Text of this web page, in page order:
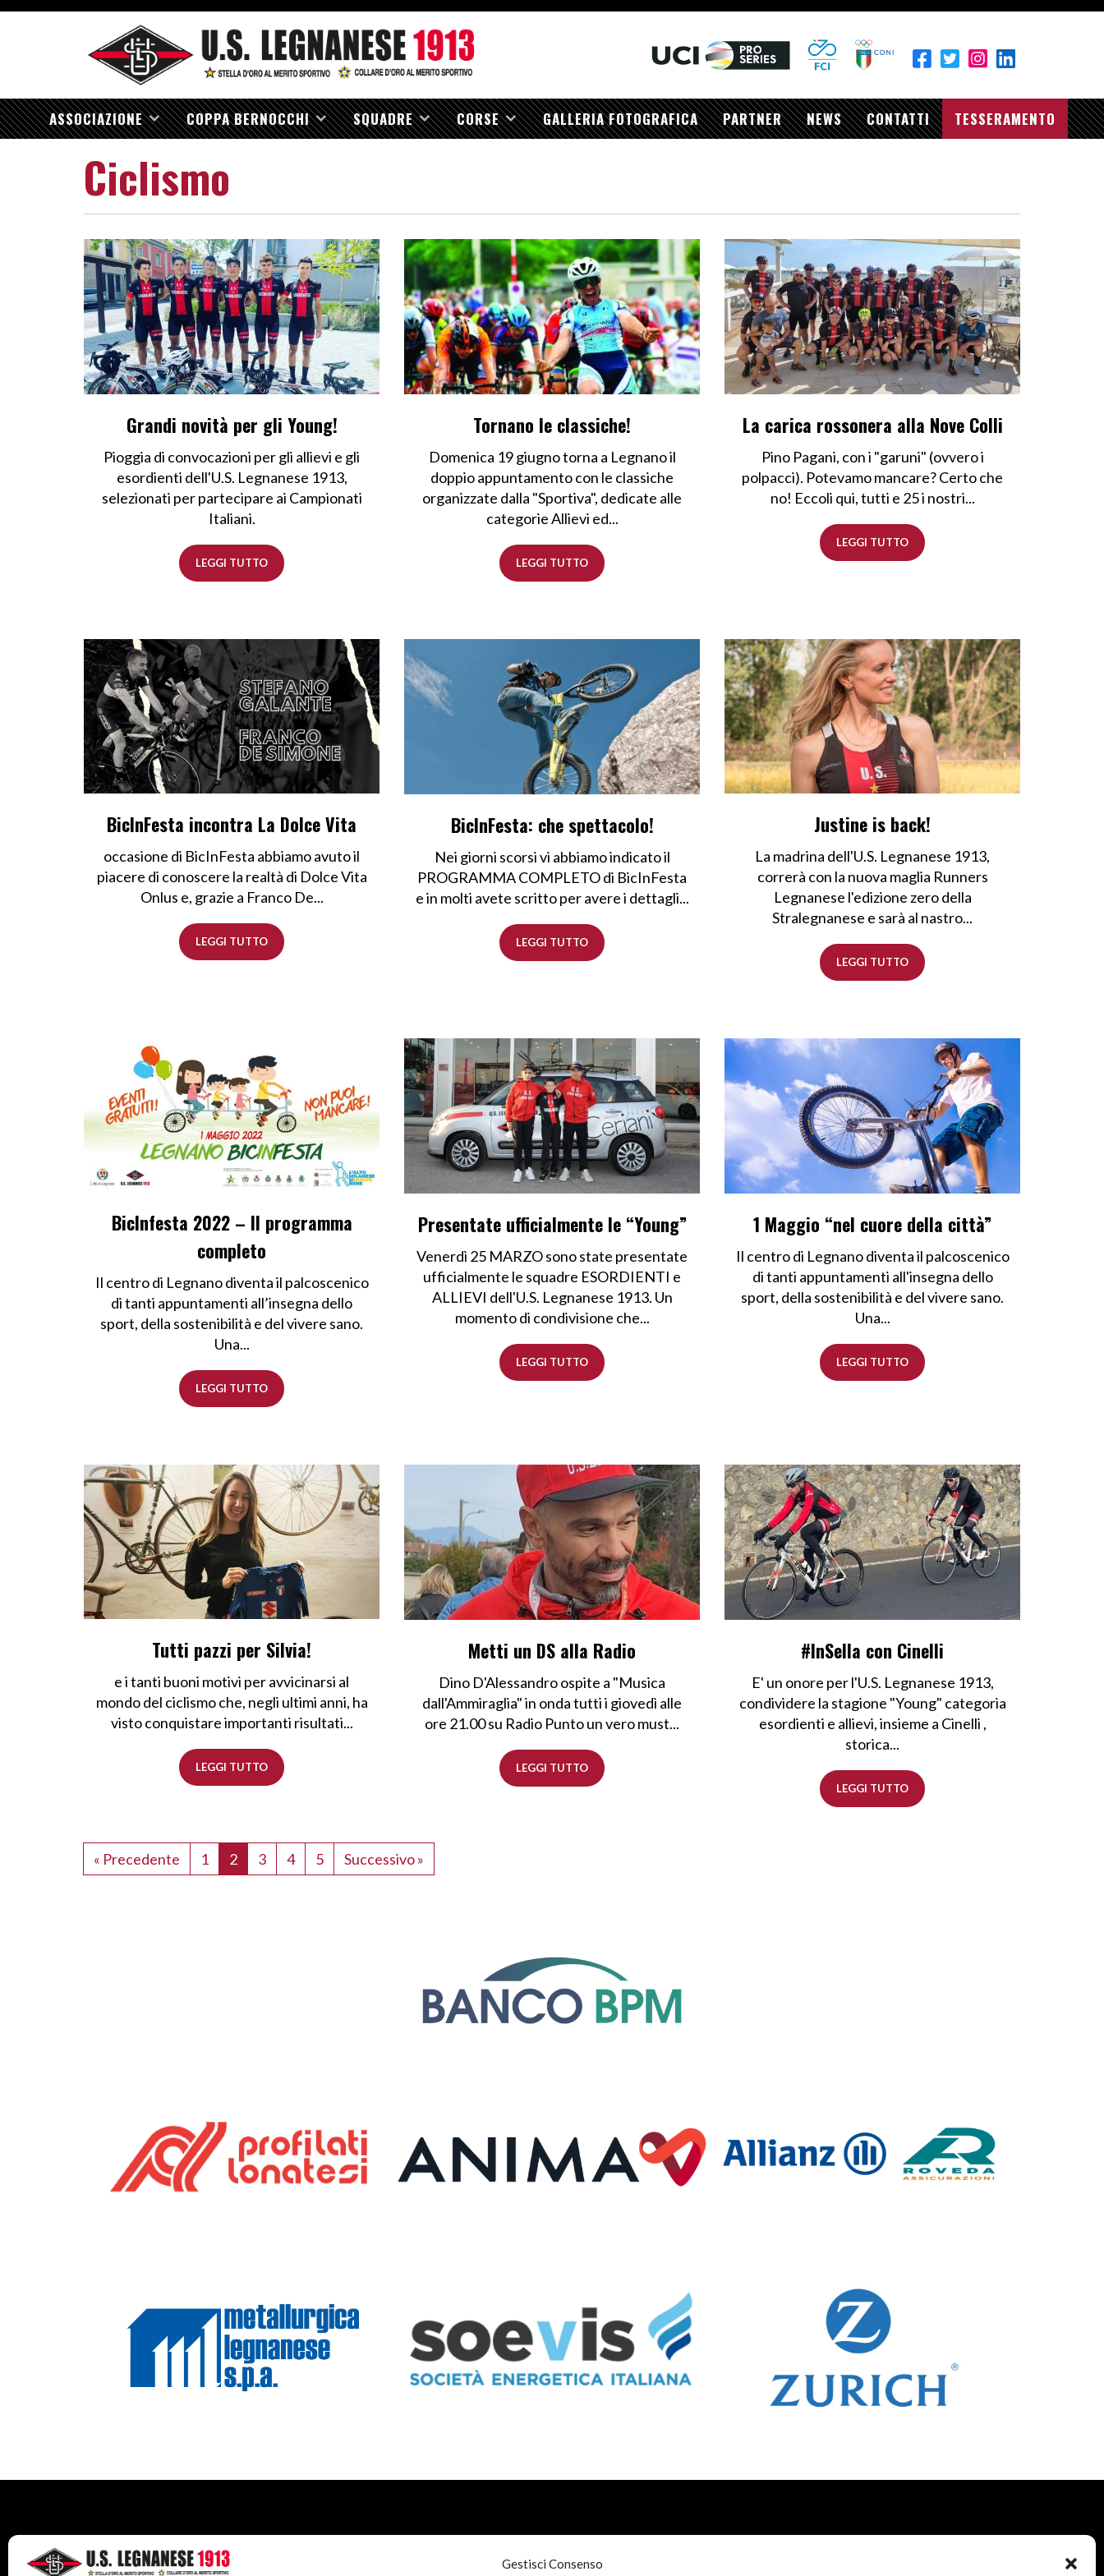
Gestisci Consenso
ASSOCIAZIONE COPPA BERNOCCHI SQUADRE CORSE GALLERIA FOTOGRAFICA PARTNER NEWS CONTATTI TESSERAMENTO
Ciclismo
Grandi novità per gli Young!
Pioggia di convocazioni per gli allievi e gli
esordienti dell'U.S. Legnanese 1913,
selezionati per partecipare ai Campionati
Italiani.
LEGGI TUTTO
Tornano le classiche!
Domenica 19 giugno torna a Legnano il
doppio appuntamento con le classiche
organizzate dalla "Sportiva", dedicate alle
categorie Allievi ed...
LEGGI TUTTO
La carica rossonera alla Nove Colli
Pino Pagani, con i "garuni" (ovvero i
polpacci). Potevamo mancare? Certo che
no! Eccoli qui, tutti e 25 i nostri...
LEGGI TUTTO
BicInFesta incontra La Dolce Vita
occasione di BicInFesta abbiamo avuto il
piacere di conoscere la realtà di Dolce Vita
Onlus e, grazie a Franco De...
LEGGI TUTTO
BicInFesta: che spettacolo!
Nei giorni scorsi vi abbiamo indicato il
PROGRAMMA COMPLETO di BicInFesta
e in molti avete scritto per avere i dettagli...
LEGGI TUTTO
Justine is back!
La madrina dell'U.S. Legnanese 1913,
correrà con la nuova maglia Runners
Legnanese l'edizione zero della
Stralegnanese e sarà al nastro...
LEGGI TUTTO
BicInfesta 2022 – Il programma
completo
Il centro di Legnano diventa il palcoscenico
di tanti appuntamenti all’insegna dello
sport, della sostenibilità e del vivere sano.
Una...
LEGGI TUTTO
Presentate ufficialmente le “Young”
Venerdì 25 MARZO sono state presentate
ufficialmente le squadre ESORDIENTI e
ALLIEVI dell'U.S. Legnanese 1913. Un
momento di condivisione che...
LEGGI TUTTO
1 Maggio “nel cuore della città”
Il centro di Legnano diventa il palcoscenico
di tanti appuntamenti all'insegna dello
sport, della sostenibilità e del vivere sano.
Una...
LEGGI TUTTO
Tutti pazzi per Silvia!
e i tanti buoni motivi per avvicinarsi al
mondo del ciclismo che, negli ultimi anni, ha
visto conquistare importanti risultati...
LEGGI TUTTO
Metti un DS alla Radio
Dino D'Alessandro ospite a "Musica
dall'Ammiraglia" in onda tutti i giovedì alle
ore 21.00 su Radio Punto un vero must...
LEGGI TUTTO
#InSella con Cinelli
E' un onore per l'U.S. Legnanese 1913,
condividere la stagione "Young" categoria
esordienti e allievi, insieme a Cinelli ,
storica...
LEGGI TUTTO
« Precedente 1 2 3 4 5 Successivo »